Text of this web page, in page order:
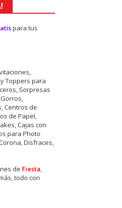
para tus
Toppers para
Sorpresas
Centros de
de Papel,
Cajas con
para Photo
Disfraces,
de Fiesta,
todo con